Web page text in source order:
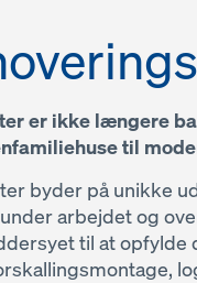
er ikke længere
til
byder på unikke
arbejdet og
til at opfylde